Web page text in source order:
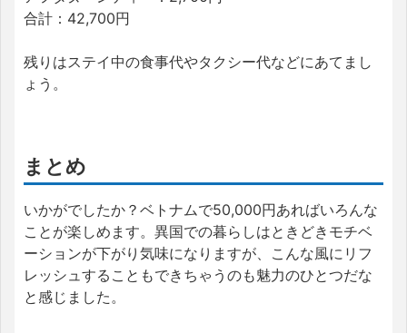
合計：42,700円
残りはステイ中の食事代やタクシー代などにあてまし
ょう。
まとめ
いかがでしたか？ベトナムで50,000円あればいろんな
ことが楽しめます。異国での暮らしはときどきモチベ
ーションが下がり気味になりますが、こんな風にリフ
レッシュすることもできちゃうのも魅力のひとつだな
と感じました。